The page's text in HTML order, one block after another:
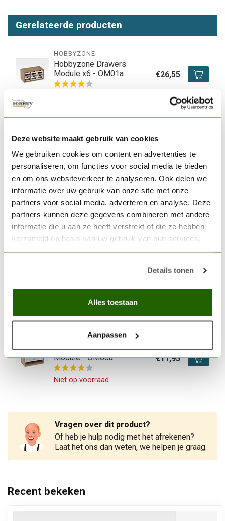
Deze website maakt gebruik van cookies
We gebruiken cookies om content en advertenties te
personaliseren, om functies voor social media te bieden
en om ons websiteverkeer te analyseren. Ook delen we
informatie over uw gebruik van onze site met onze
partners voor social media, adverteren en analyse. Deze
partners kunnen deze gegevens combineren met andere
informatie die u aan ze heeft verstrekt of die ze hebben
verzameld op basis van uw gebruik van hun services.
Details tonen
Alles toestaan
Aanpassen
Gerelateerde producten
HOBBYZONE
Hobbyzone Drawers
Module x6 - OM01a
€26,55
Hobbyzone Corner Shelves
Module - OM04
Niet op voorraad
HOBBYZONE
Hobbyzone Corner
Drawers Module - OM03
Op voorraad
€28,95
Module - OM09
€15,85
HOBBYZONE
Hobbyzone Paper Towel
Module - OM08a
Niet op voorraad
€11,95
Vragen over dit product?
Of heb je hulp nodig met het afrekenen?
Laat het ons dan weten, we helpen je graag.
Recent bekeken